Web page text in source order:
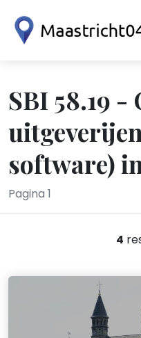
SBI 58.19 -
software)
Pagina 1
4